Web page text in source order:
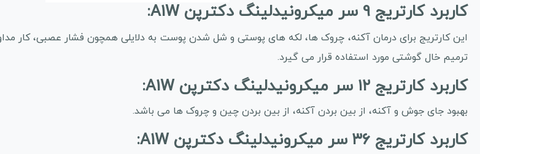
کاربرد کارتریج 9 سر میکرونیدلینگ دکترپن A1W:
این کارتریج برای درمان آکنه، چروک ها، لکه های پوستی و شل شدن پوست به دلایلی همچون فشار عصبی، کار
ترمیم خال گوشتی مورد استفاده قرار می گیرد.
کاربرد کارتریج ۱۲ سر میکرونیدلینگ دکترپن A1W:
بهبود جای جوش و آکنه، از بین بردن آکنه، از بین بردن چین و چروک ها می باشد.
کاربرد کارتریج ۳۶ سر میکرونیدلینگ دکترپن A1W: